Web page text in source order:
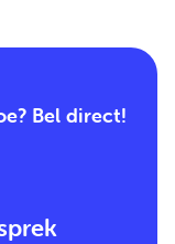
Bel direct!